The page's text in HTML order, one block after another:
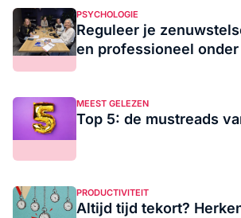
PSYCHOLOGIE
Reguleer je
en professioneel
MEEST GELEZEN
Top 5: de mustreads
PRODUCTIVITEIT
Altijd tijd tekort?